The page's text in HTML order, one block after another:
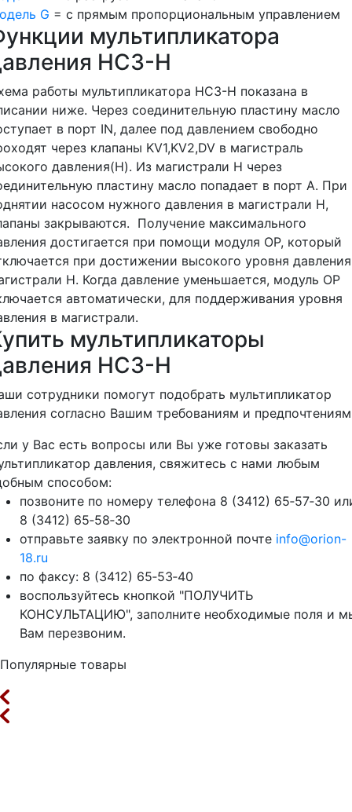
G = с прямым пропорциональным управлением
мультипликатора
HC3-H
работы мультипликатора HC3-H показана в
ниже. Через соединительную пластину масло
в порт IN, далее под давлением свободно
через клапаны KV1,KV2,DV в магистраль
давления(H). Из магистрали H через
пластину масло попадает в порт A. При
насосом нужного давления в магистрали H,
закрываются. Получение максимального
достигается при помощи модуля OP, который
при достижении высокого уровня
H. Когда давление уменьшается, модуль ОР
автоматически, для поддерживания уровня
в магистрали.
мультипликаторы
HC3-H
сотрудники помогут подобрать мультипликатор
согласно Вашим требованиям и
у Вас есть вопросы или Вы уже готовы заказать
давления, свяжитесь с нами любым
способом:
позвоните по номеру телефона 8 (3412) 65‑57‑30
8 (3412) 65‑58‑30
отправьте заявку по электронной почте info@orion-
18.ru
по факсу: 8 (3412) 65‑53‑40
воспользуйтесь кнопкой "ПОЛУЧИТЬ
КОНСУЛЬТАЦИЮ", заполните необходимые поля и
Вам перезвоним.
Популярные товары